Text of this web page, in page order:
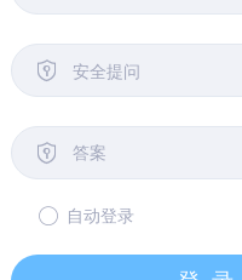
 安全提问

自动登录